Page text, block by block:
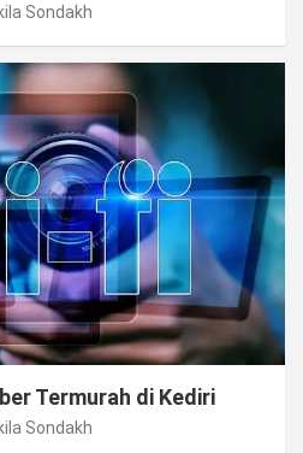
Sondakh
Termurah di Kediri
Sondakh